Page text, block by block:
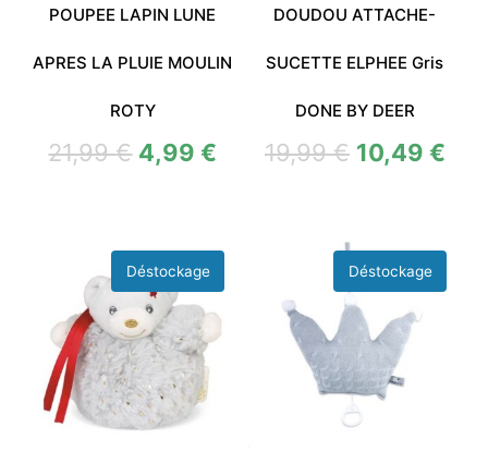
POUPEE LAPIN LUNE
APRES LA PLUIE MOULIN
ROTY
21,99€ 4,99€
DOUDOU ATTACHE-
SUCETTE ELPHEE Gris
DONE BY DEER
19,99€ 10,49 €